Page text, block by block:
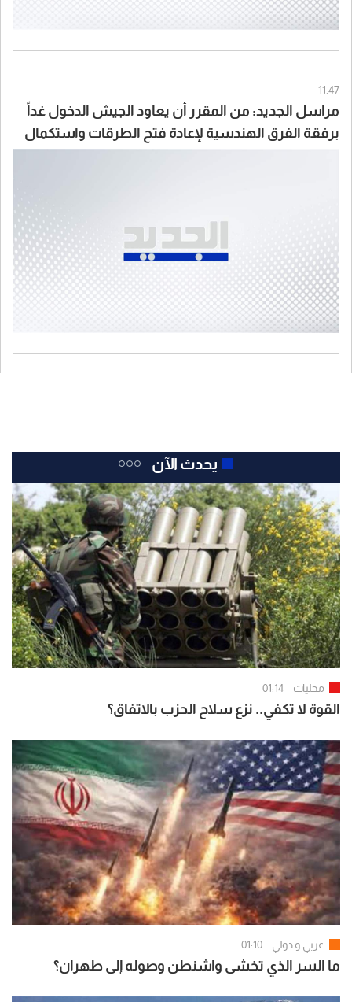
11:47
مراسل الجديد: من المقرر أن يعاود الجيش الدخول غداً
برفقة الفرق الهندسية لإعادة فتح الطرقات واستكمال
يحدث الآن
محليات 01:14
القوة لا تكفي.. نزع سلاح الحزب بالاتفاق؟
عربي و دولي 01:10
ما السر الذي تخشى واشنطن وصوله إلى طهران؟